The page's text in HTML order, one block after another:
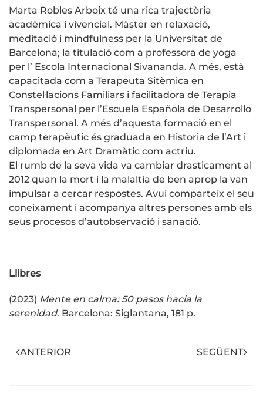
Marta Robles Arboix té una rica trajectòria
acadèmica i vivencial. Màster en relaxació,
meditació i mindfulness per la Universitat de
Barcelona; la titulació com a professora de yoga
per l’ Escola Internacional Sivananda. A més, està
capacitada com a Terapeuta Sitèmica en
Constel·lacions Familiars i facilitadora de Terapia
Transpersonal per l’Escuela Española de Desarrollo
Transpersonal. A més d’aquesta formació en el
camp terapèutic és graduada en Historia de l’Art i
diplomada en Art Dramàtic com actriu.
El rumb de la seva vida va cambiar drasticament al
2012 quan la mort i la malaltia de ben aprop la van
impulsar a cercar respostes. Avui comparteix el seu
coneixament i acompanya altres persones amb els
seus procesos d’autobservació i sanació.
Llibres
(2023) Mente en calma: 50 pasos hacia la
serenidad. Barcelona: Siglantana, 181 p.
ANTERIOR SEGÜENT